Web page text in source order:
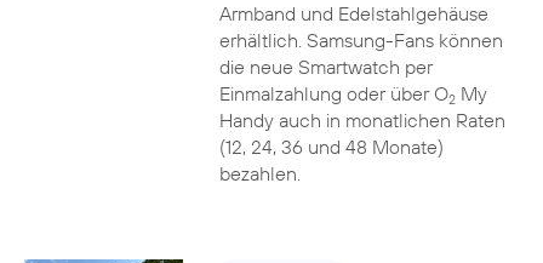
Armband und Edelstahlgehäuse
erhältlich. Samsung-Fans können
die neue Smartwatch per
Einmalzahlung oder über O2My
Handy auch in monatlichen Raten
(12, 24, 36 und 48 Monate)
bezahlen.